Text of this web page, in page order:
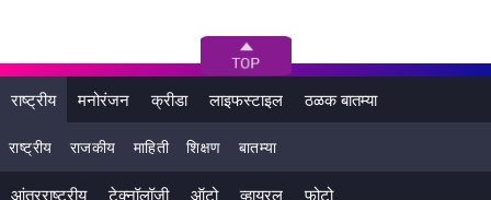
राष्ट्रीय मनोरंजन क्रीडा लाइफस्टाइल ठळक बातम्या
राष्ट्रीय राजकीय माहिती शिक्षण बातम्या
आंतरराष्ट्रीय टेक्नॉलॉजी ऑटो व्हायरल फोटो